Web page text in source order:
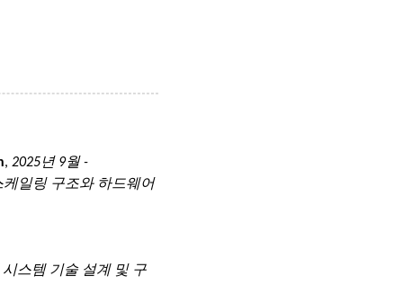
, 2025년 9월 -
일링 구조와 하드웨어
스템 기술 설계 및 구